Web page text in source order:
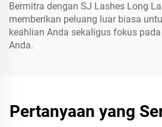
Bermitra dengan SJ Lashes Long
memberikan peluang luar biasa
keahlian Anda sekaligus fokus
Anda.
Pertanyaan yang